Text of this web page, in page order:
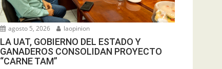
agosto 5, 2026 laopinion
LA UAT, GOBIERNO DEL ESTADO Y
GANADEROS CONSOLIDAN PROYECTO
“CARNE TAM”